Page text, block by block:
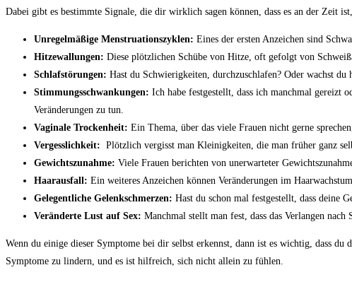
Dabei gibt es bestimmte ⁢Signale, die dir wirklich sagen können, ⁢dass es an‍ der Zeit
Unregelmäßige Menstruationszyklen: Eines der ersten Anzeichen sind⁣
Hitzewallungen: Diese plötzlichen Schübe von Hitze, ‌oft gefolgt von
Schlafstörungen: ​Hast du Schwierigkeiten, ‌durchzuschlafen? Oder wachst du
Stimmungsschwankungen: Ich habe festgestellt, dass ich‍ manchmal gereizt
Veränderungen zu ‌tun.
Vaginale Trockenheit: Ein ‍Thema, über das viele Frauen nicht gerne⁤
Vergesslichkeit:
Plötzlich vergisst man Kleinigkeiten, die man früher ganz
Gewichtszunahme: ​Viele Frauen berichten von unerwarteter
Haarausfall: Ein ⁢weiteres Anzeichen können Veränderungen im
Gelegentliche Gelenkschmerzen: Hast ​du schon mal‌ festgestellt, ⁢dass deine
Veränderte Lust auf Sex: Manchmal‍ stellt man fest, dass das⁢ Verlangen
Wenn du einige ⁣dieser ‌Symptome bei​ dir selbst ​erkennst, dann ist es wichtig, dass
Symptome zu lindern, und es ist hilfreich, sich nicht allein zu fühlen.